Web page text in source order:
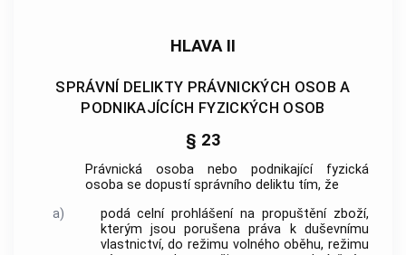
HLAVA II
SPRÁVNÍ DELIKTY PRÁVNICKÝCH OSOB A
PODNIKAJÍCÍCH FYZICKÝCH OSOB
§ 23
Právnická osoba nebo podnikající fyzická
osoba se dopustí správního deliktu tím, že
a)
podá celní prohlášení na propuštění zboží,
kterým jsou porušena práva k duševnímu
vlastnictví, do režimu volného oběhu, režimu